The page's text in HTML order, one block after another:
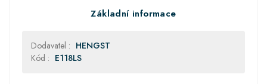
Základní informace
Dodavatel : HENGST
Kód : E118LS